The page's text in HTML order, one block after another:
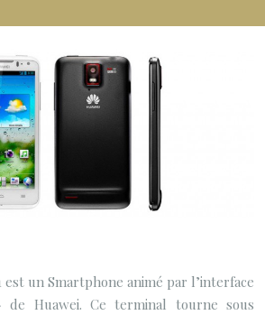
est un Smartphone animé par l’interface
de Huawei. Ce terminal tourne sous